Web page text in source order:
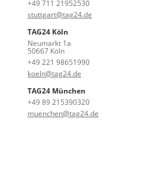
+49 711 21952530
stuttgart@tag24.de
TAG24 Köln
Neumarkt 1a
50667 Köln
+49 221 98651990
koeln@tag24.de
TAG24 München
+49 89 215390320
muenchen@tag24.de